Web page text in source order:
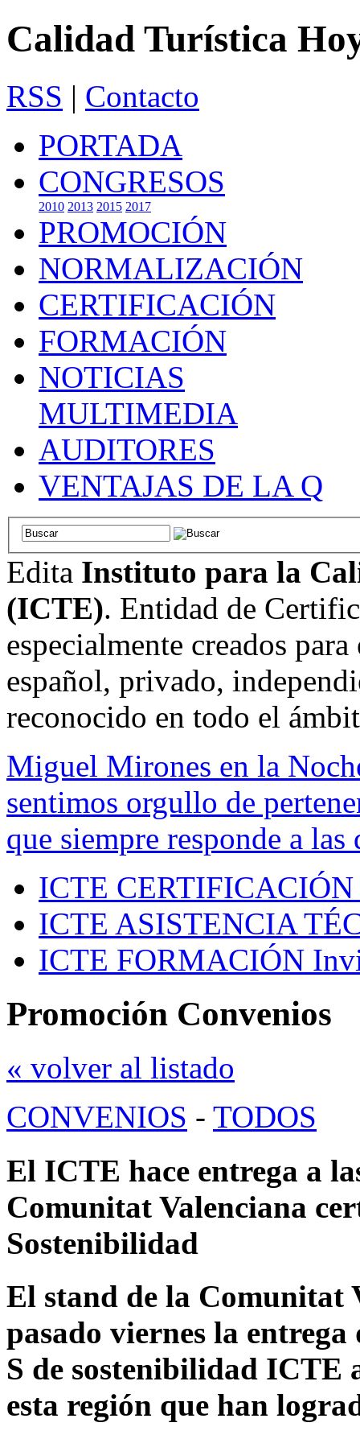
Calidad Turística
RSS | Contacto
PORTADA
CONGRESOS
2010 2013 2015 2017
PROMOCIÓN
NORMALIZACIÓN
CERTIFICACIÓN
FORMACIÓN
NOTICIAS
MULTIMEDIA
AUDITORES
VENTAJAS DE LA Q
Edita Instituto para la
(ICTE). Entidad de
especialmente creados
español, privado,
reconocido en todo el
Miguel Mirones en la
sentimos orgullo de
que siempre responde a
ICTE CERTIFICACIÓN
ICTE ASISTENCIA
ICTE FORMACIÓN
Promoción Convenios
« volver al listado
CONVENIOS - TODOS
El ICTE hace entrega a
Comunitat Valenciana
Sostenibilidad
El stand de la Comunitat
pasado viernes la
S de sostenibilidad ICTE
esta región que han